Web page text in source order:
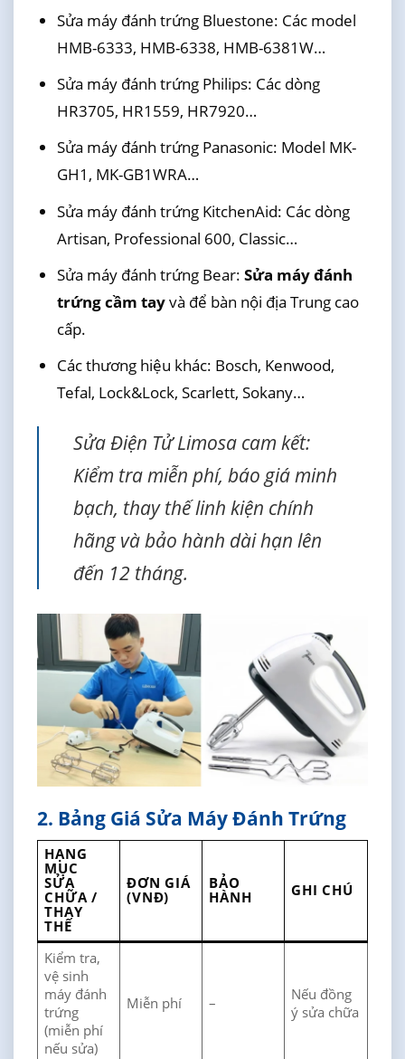
Sửa máy đánh trứng Bluestone: Các model
HMB-6333, HMB-6338, HMB-6381W…
Sửa máy đánh trứng Philips: Các dòng
HR3705, HR1559, HR7920…
Sửa máy đánh trứng Panasonic: Model MK-
GH1, MK-GB1WRA…
Sửa máy đánh trứng KitchenAid: Các dòng
Artisan, Professional 600, Classic…
Sửa máy đánh trứng Bear: Sửa máy đánh
trứng cầm tayvà để bàn nội địa Trung cao
cấp.
Các thương hiệu khác: Bosch, Kenwood,
Tefal, Lock&Lock, Scarlett, Sokany…
Sửa Điện Tử Limosa cam kết:
Kiểm tra miễn phí, báo giá minh
bạch, thay thế linh kiện chính
hãng và bảo hành dài hạn lên
đến 12 tháng.
2. Bảng Giá Sửa Máy Đánh Trứng
HẠNG
MỤC
SỬA
CHỮA /
THAY
THẾ
ĐƠN GIÁ
(VNĐ)
BẢO
HÀNH GHI CHÚ
Kiểm tra,
vệ sinh
máy đánh
trứng
(miễn phí
nếu sửa)
Miễn phí –
Nếu đồng
ý sửa chữa